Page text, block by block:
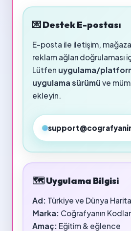
💌 Destek E-postası
E-posta ile iletişim,
reklam ağları doğrulaması
Lütfen uygulama/
uygulama sürümü ve
ekleyin.
🗺️ Uygulama Bilgisi
Ad: Türkiye ve Dünya
Marka: Coğrafyanın
Amaç: Eğitim & eğlence